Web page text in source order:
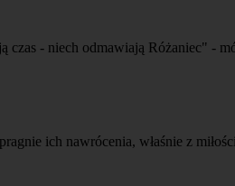
czas - niech odmawiają Różaniec" -
ich nawrócenia, właśnie z